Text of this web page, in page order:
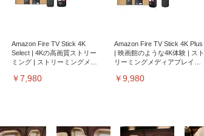
Amazon Fire TV Stick 4K
Select | 4Kの高画質ストリー
ミング | ストリーミングメデ
￥7,980
Amazon Fire TV Stick 4K Plus
| 映画館のような4K体験 | スト
リーミングメディアプレイヤ
￥9,980